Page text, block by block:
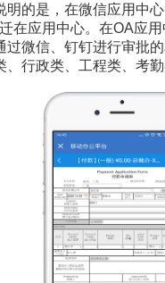
是，在微信应用中心
在应用中心。在OA应
过微信、钉钉进行审批
、行政类、工程类、考